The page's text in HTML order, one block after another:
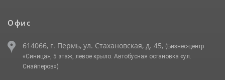
Офис
614066, г. Пермь, ул. Стахановская, д. 45, (Бизнес-центр
«Синица», 5 этаж, левое крыло. Автобусная остановка «ул.
Снайперов»)